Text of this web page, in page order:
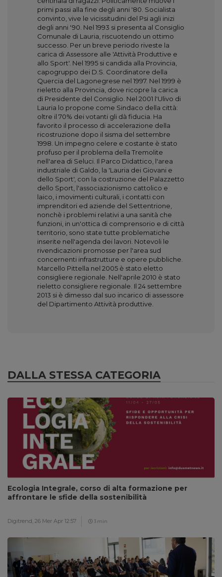
primi passi alla fine degli anni '80. Socialista
convinto, vive le vicissitudini del Psi agli inizi
degli anni '90. Nel 1993 si presenta al Consiglio
Comunale di Lauria, riscuotendo un ottimo
successo. Per un breve periodo riveste la
carica di Assessore alle 'Attività Produttive e
allo Sport'. Nel 1995 si candida alla Provincia,
capogruppo dei D.S. Coordinatore della
Quercia del Lagonegrese nel 1997. Nel 1999 è
rieletto alla Provincia, dove ricopre la carica
di Presidente del Consiglio. Nel 2001 l'Ulivo di
Lauria lo propone come Sindaco della città:
oltre il 70% dei votanti gli dà fiducia. Ha
favorito il processo di accelerazione della
ricostruzione dopo il sisma del settembre
1998. Un impegno celere e costante è stato
profuso per il problema della Tremolite
nell'area di Seluci. Il Parco Didattico, l'area
industriale di Galdo, la 'Lauria dei Giovani e
dello Sport', con la costruzione del Palazzetto
dello Sport, l'associazionismo cattolico e
laico, i movimenti culturali, i contatti con
imprenditori ed aziende del Settentrione,
nonchè i problemi relativi a una sanità che
funzioni, in un'ottica di comprensorio e di città
territorio, sono state tutte problematiche
inserite nell'agenda dei lavori. Notevoli le
rivendicazioni promosse per l'area sud
concernenti infrastrutture e opere pubbliche.
Marcello Pittella nel 2005 è stato eletto
consigliere regionale. Nell'aprile 2010 è stato
rieletto consigliere regionale. Il 24 settembre
2013 si è dimesso dal suo incarico di assessore
del Dipartimento Attività produttive.
DALLA STESSA CATEGORIA
Ecologia Integrale, corso di alta formazione per
affrontare le sfide della sostenibilità
Digitrend, 26 Mer Apr 12:57 3 min